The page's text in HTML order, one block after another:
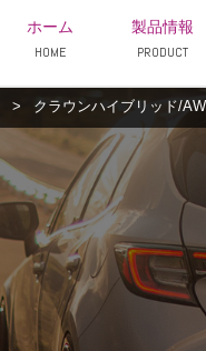
ホーム
HOME
製品情報
PRODUCT
> クラウンハイブリッド/